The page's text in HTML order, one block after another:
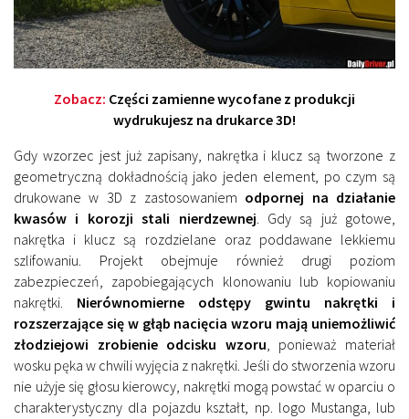
Zobacz: Części zamienne wycofane z produkcji
wydrukujesz na drukarce 3D!
Gdy wzorzec jest już zapisany, nakrętka i klucz są tworzone z
geometryczną dokładnością jako jeden element, po czym są
drukowane w 3D z zastosowaniem odpornej na działanie
kwasów i korozji stali nierdzewnej. Gdy są już gotowe,
nakrętka i klucz są rozdzielane oraz poddawane lekkiemu
szlifowaniu. Projekt obejmuje również drugi poziom
zabezpieczeń, zapobiegających klonowaniu lub kopiowaniu
nakrętki. Nierównomierne odstępy gwintu nakrętki i
rozszerzające się w głąb nacięcia wzoru mają uniemożliwić
złodziejowi zrobienie odcisku wzoru, ponieważ materiał
wosku pęka w chwili wyjęcia z nakrętki. Jeśli do stworzenia wzoru
nie użyje się głosu kierowcy, nakrętki mogą powstać w oparciu o
charakterystyczny dla pojazdu kształt, np. logo Mustanga, lub